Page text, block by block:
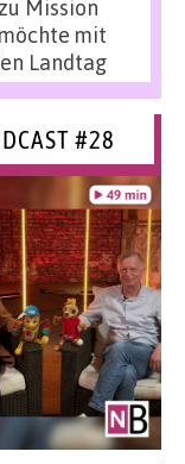
Mission
mit
Landtag
#28